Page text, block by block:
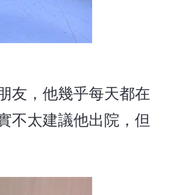
友，他幾乎每天都在
不太建議他出院，但